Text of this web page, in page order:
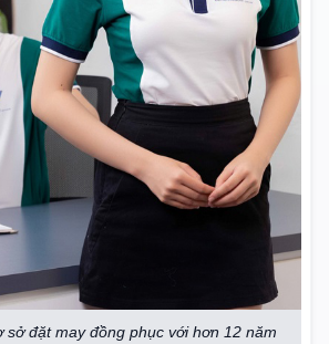
sở đặt may đồng phục với hơn 12 năm